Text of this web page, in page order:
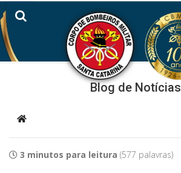
Blog de Notícias
Home
3 minutos para leitura (577 palavras)